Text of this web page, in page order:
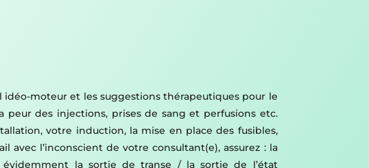
idéo-moteur et les suggestions thérapeutiques pour le
peur des injections, prises de sang et perfusions etc.
votre induction, la mise en place des fusibles,
avec l’inconscient de votre consultant(e), assurez : la
évidemment la sortie de transe / la sortie de l’état